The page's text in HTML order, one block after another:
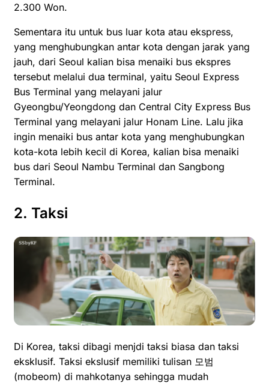
2.300 Won.
Sementara itu untuk bus luar kota atau ekspress,
yang menghubungkan antar kota dengan jarak yang
jauh, dari Seoul kalian bisa menaiki bus ekspres
tersebut melalui dua terminal, yaitu Seoul Express
Bus Terminal yang melayani jalur
Gyeongbu/Yeongdong dan Central City Express Bus
Terminal yang melayani jalur Honam Line. Lalu jika
ingin menaiki bus antar kota yang menghubungkan
kota-kota lebih kecil di Korea, kalian bisa menaiki
bus dari Seoul Nambu Terminal dan Sangbong
Terminal.
2. Taksi
Di Korea, taksi dibagi menjdi taksi biasa dan taksi
eksklusif. Taksi ekslusif memiliki tulisan 모범
(mobeom) di mahkotanya sehingga mudah